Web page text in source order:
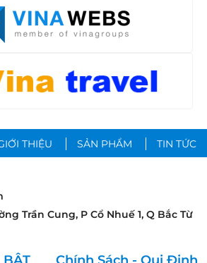
THIỆU SẢN PHẨM TIN TỨC
Trần Cung, P Cổ Nhuế 1, Q Bắc Từ